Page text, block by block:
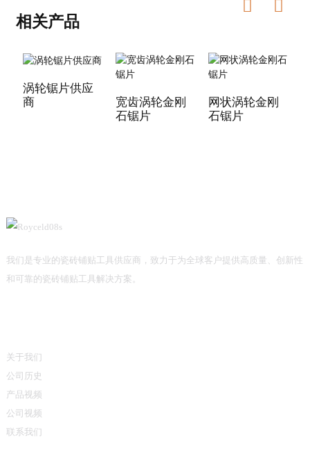
相关产品
涡轮锯片供应
商
宽齿涡轮金刚
石锯片
网状涡轮金刚
石锯片
我们是专业的瓷砖铺贴工具供应商，致力于为全球客户提供高质量、创新性
和可靠的瓷砖铺贴工具解决方案。
关于我们
公司历史
产品视频
公司视频
联系我们